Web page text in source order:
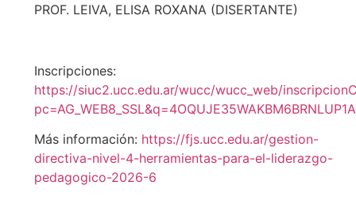
PROF. LEIVA, ELISA ROXANA (DISERTANTE)
Inscripciones:
https://siuc2.ucc.edu.ar/wucc/wucc_web/
Más información: https://fjs.ucc.edu.ar/gestion-
directiva-nivel-4-herramientas-para-el-liderazgo-
pedagogico-2026-6